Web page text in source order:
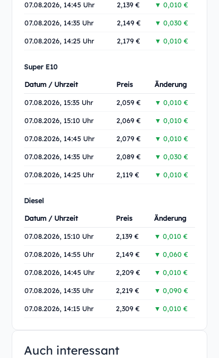
07.08.2026, 14:45 Uhr 2,139 € ▼ 0,010 €
07.08.2026, 14:35 Uhr 2,149 € ▼ 0,030 €
07.08.2026, 14:25 Uhr 2,179 € ▼ 0,010 €
Super E10
Datum / Uhrzeit
Preis Änderung
07.08.2026, 15:35 Uhr 2,059 € ▼ 0,010 €
07.08.2026, 15:10 Uhr 2,069 € ▼ 0,010 €
07.08.2026, 14:45 Uhr 2,079 € ▼ 0,010 €
07.08.2026, 14:35 Uhr 2,089 € ▼ 0,030 €
07.08.2026, 14:25 Uhr 2,119 € ▼ 0,010 €
Diesel
Datum / Uhrzeit
Preis Änderung
07.08.2026, 15:10 Uhr 2,139 € ▼ 0,010 €
07.08.2026, 14:55 Uhr 2,149 € ▼ 0,060 €
07.08.2026, 14:45 Uhr 2,209 € ▼ 0,010 €
07.08.2026, 14:35 Uhr 2,219 € ▼ 0,090 €
07.08.2026, 14:15 Uhr 2,309 € ▼ 0,010 €
Auch interessant